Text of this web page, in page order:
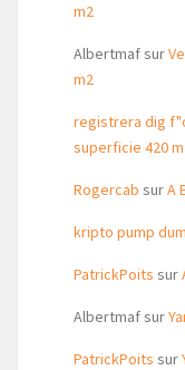
m2
Albertmafsur
m2
registrera dig
superficie 420
Rogercab surA
kripto pump
PatrickPoits sur
Albertmafsur
PatrickPoits sur